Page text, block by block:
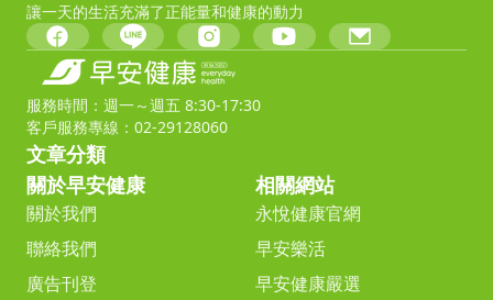
讓一天的生活充滿了正能量和健康的動力
服務時間：週一～週五 8:30-17:30
客戶服務專線：02-29128060
文章分類
關於早安健康
關於我們
聯絡我們
廣告刊登
相關網站
永悅健康官網
早安樂活
早安健康嚴選